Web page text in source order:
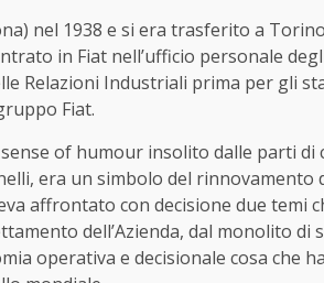
nel 1938 e si era trasferito a
in Fiat nell’ufficio personale
Relazioni Industriali prima per gli
Fiat.
of humour insolito dalle parti di
era un simbolo del rinnovamento
affrontato con decisione due temi
dell’Azienda, dal monolito di
operativa e decisionale cosa che